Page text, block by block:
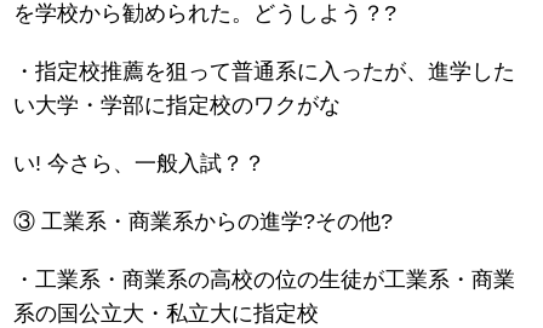
を学校から勧められた。どうしよう？?
・指定校推薦を狙って普通系に入ったが、進学した
い大学・学部に指定校のワクがな
い! 今さら、一般入試？？
③ 工業系・商業系からの進学?その他?
・工業系・商業系の高校の位の生徒が工業系・商業
系の国公立大・私立大に指定校